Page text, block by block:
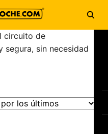
circuito de
sin necesidad